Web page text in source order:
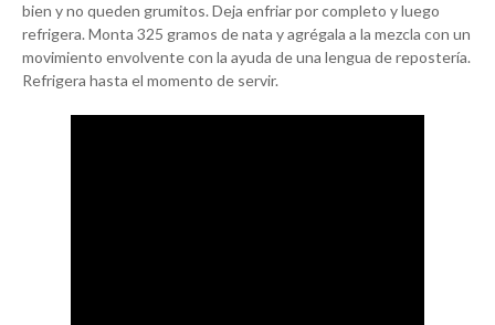
bien y no queden grumitos. Deja enfriar por completo y luego
refrigera. Monta 325 gramos de nata y agrégala a la mezcla con un
movimiento envolvente con la ayuda de una lengua de repostería.
Refrigera hasta el momento de servir.